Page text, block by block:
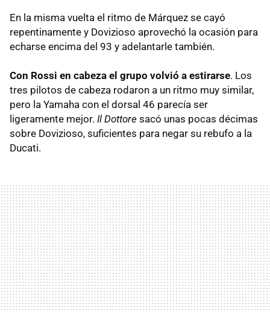
En la misma vuelta el ritmo de Márquez se cayó
repentinamente y Dovizioso aprovechó la ocasión para
echarse encima del 93 y adelantarle también.
Con Rossi en cabeza el grupo volvió a estirarse. Los
tres pilotos de cabeza rodaron a un ritmo muy similar,
pero la Yamaha con el dorsal 46 parecía ser
ligeramente mejor. Il Dottore sacó unas pocas décimas
sobre Dovizioso, suficientes para negar su rebufo a la
Ducati.